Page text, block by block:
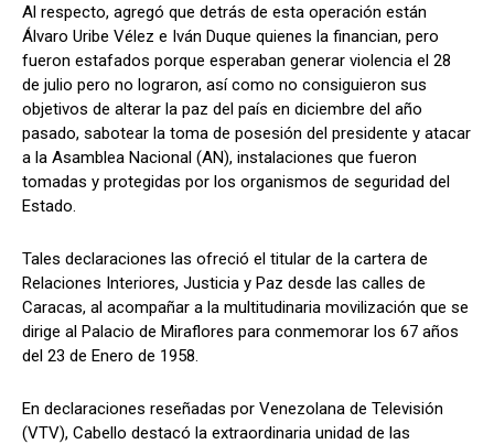
Al respecto, agregó que detrás de esta operación están
Álvaro Uribe Vélez e Iván Duque quienes la financian, pero
fueron estafados porque esperaban generar violencia el 28
de julio pero no lograron, así como no consiguieron sus
objetivos de alterar la paz del país en diciembre del año
pasado, sabotear la toma de posesión del presidente y atacar
a la Asamblea Nacional (AN), instalaciones que fueron
tomadas y protegidas por los organismos de seguridad del
Estado.
Tales declaraciones las ofreció el titular de la cartera de
Relaciones Interiores, Justicia y Paz desde las calles de
Caracas, al acompañar a la multitudinaria movilización que se
dirige al Palacio de Miraflores para conmemorar los 67 años
del 23 de Enero de 1958.
En declaraciones reseñadas por Venezolana de Televisión
(VTV), Cabello destacó la extraordinaria unidad de las